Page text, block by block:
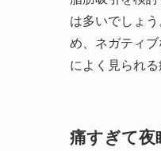
は多いでしょ
め、ネガティ
によく見られ
痛すぎて